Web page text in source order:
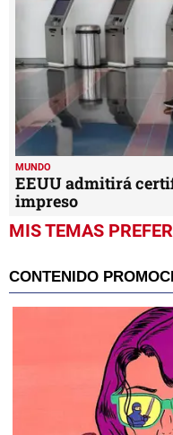
MUNDO
EEUU admitirá
impreso
MIS TEMAS